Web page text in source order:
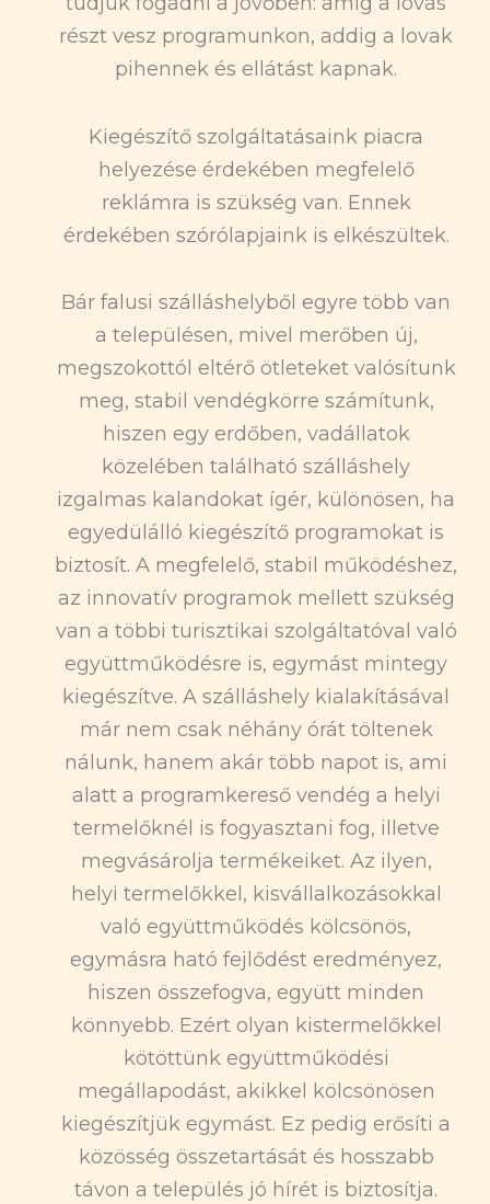
részt vesz programunkon, addig a lovak
pihennek és ellátást kapnak.
Kiegészítő szolgáltatásaink piacra
helyezése érdekében megfelelő
reklámra is szükség van. Ennek
érdekében szórólapjaink is elkészültek.
Bár falusi szálláshelyből egyre több van
a településen, mivel merőben új,
megszokottól eltérő ötleteket valósítunk
meg, stabil vendégkörre számítunk,
hiszen egy erdőben, vadállatok
közelében található szálláshely
izgalmas kalandokat ígér, különösen, ha
egyedülálló kiegészítő programokat is
biztosít. A megfelelő, stabil működéshez,
az innovatív programok mellett szükség
van a többi turisztikai szolgáltatóval való
együttműködésre is, egymást mintegy
kiegészítve. A szálláshely kialakításával
már nem csak néhány órát töltenek
nálunk, hanem akár több napot is, ami
alatt a programkereső vendég a helyi
termelőknél is fogyasztani fog, illetve
megvásárolja termékeiket. Az ilyen,
helyi termelőkkel, kisvállalkozásokkal
való együttműködés kölcsönös,
egymásra ható fejlődést eredményez,
hiszen összefogva, együtt minden
könnyebb. Ezért olyan kistermelőkkel
kötöttünk együttműködési
megállapodást, akikkel kölcsönösen
kiegészítjük egymást. Ez pedig erősíti a
közösség összetartását és hosszabb
távon a település jó hírét is biztosítja.